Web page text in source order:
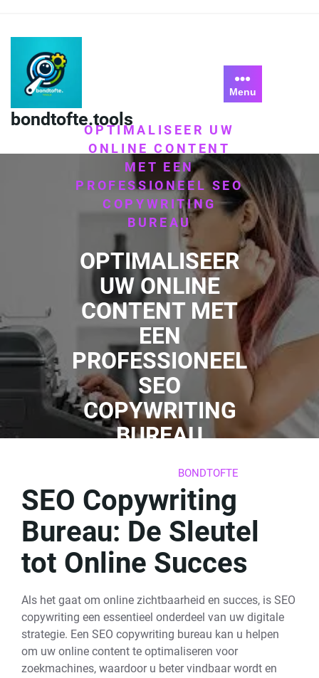
content
bondtofte.tools
Menu
UNCATEGORIZED
OPTIMALISEER UW
ONLINE CONTENT
MET EEN
PROFESSIONEEL SEO
COPYWRITING
BUREAU
OPTIMALISEER
UW ONLINE
CONTENT MET
EEN
PROFESSIONEEL
SEO
COPYWRITING
BUREAU
BONDTOFTE
19 TAGS
SEO Copywriting
Bureau: De Sleutel
tot Online Succes
Als het gaat om online zichtbaarheid en succes, is SEO
copywriting een essentieel onderdeel van uw digitale
strategie. Een SEO copywriting bureau kan u helpen
om uw online content te optimaliseren voor
zoekmachines, waardoor u beter vindbaar wordt en